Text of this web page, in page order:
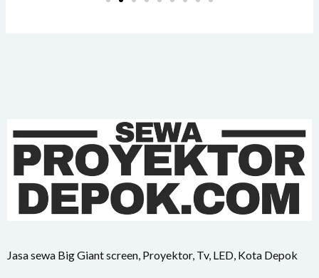
Jasa sewa Big Giant screen, Proyektor, Tv, LED, Kota Depok